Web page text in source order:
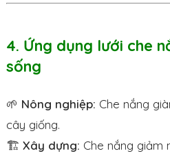
4. Ứng dụng lưới che
sống
🌱 Nông nghiệp: Che nắng
cây giống.
🏗 Xây dựng: Che nắng giảm